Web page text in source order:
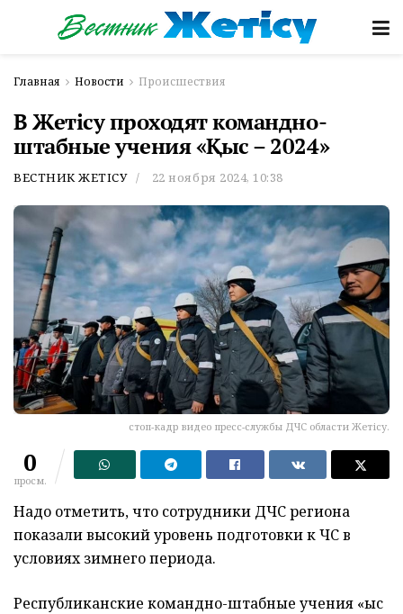
Главная Новости Происшествия
В Жетісу проходят командно-
штабные учения «Қыс – 2024»
ВЕСТНИК ЖЕТІСУ 22 ноября 2024, 10:38
стоп-кадр видео пресс-службы ДЧС области Жетісу.
0
просм.
Надо отметить, что сотрудники ДЧС региона
показали высокий уровень подготовки к ЧС в
условиях зимнего периода.
Республиканские командно-штабные учения «Қыс